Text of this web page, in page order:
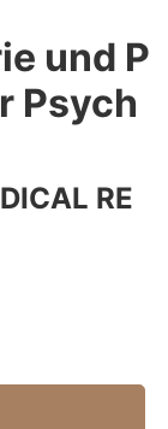
und P
Psych
RE